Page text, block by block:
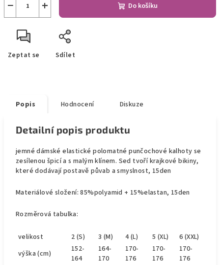
+
− Do košíku
Zeptat se Sdílet
Popis Hodnocení Diskuze
Detailní popis produktu
jemné dámské elastické polomatné punčochové kalhoty se
zesílenou špicí a s malým klínem. Sed tvoří krajkové bikiny,
které dodávají postavě půvab a smyslnost, 15den
Materiálové složení: 85%polyamid + 15%elastan, 15den
Rozměrová tabulka:
velikost 2 (S) 3 (M) 4 (L) 5 (XL)
6 (XXL)
výška (cm)
152-
164
164-
170
170-
176
170-
176
170-
176